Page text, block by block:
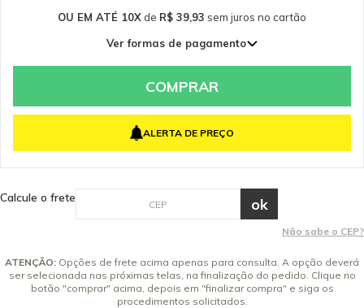
OU EM ATÉ 10X de R$ 39,93 sem juros no cartão
Ver formas de pagamento
2x de R$ 199,66 sem juros
5x de R$ 79,86 sem juros
8x de R$ 49,92 sem juros
9x de R$ 44,37 sem juros
COMPRAR
ALERTA DE PREÇO
Calcule o frete
Não sabe o CEP?
ATENÇÃO: Opções de frete acima apenas para consulta. A opção deverá
ser selecionada nas próximas telas, na finalização do pedido. Clique no
botão "comprar" acima, depois em "finalizar compra" e siga os
procedimentos solicitados.